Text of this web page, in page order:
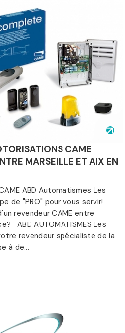
CAME
MARSEILLE ET AIX EN
CAME ABD Automatismes Les
de "PRO" pour vous servir!
revendeur CAME entre
ABD AUTOMATISMES Les
revendeur spécialiste de la
à de...